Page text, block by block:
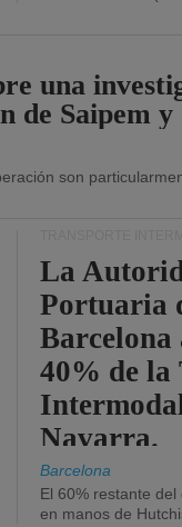
una
de Saipem y
son
La
Portuaria
40% de la
Navarra.
Barcelona
El 60% restante
en manos de